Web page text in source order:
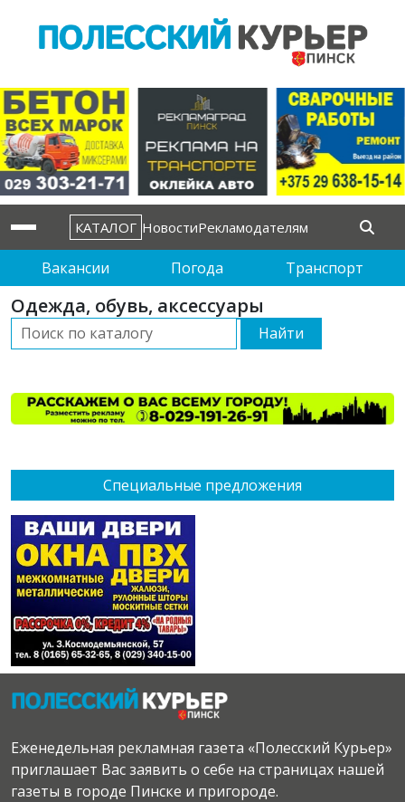
КАТАЛОГ НовостиРекламодателям
Вакансии Погода Транспорт
Специальные предложения
Одежда, обувь, аксессуары
Найти
Еженедельная рекламная газета «Полесский Курьер»
приглашает Вас заявить о себе на страницах нашей
газеты в городе Пинске и пригороде.